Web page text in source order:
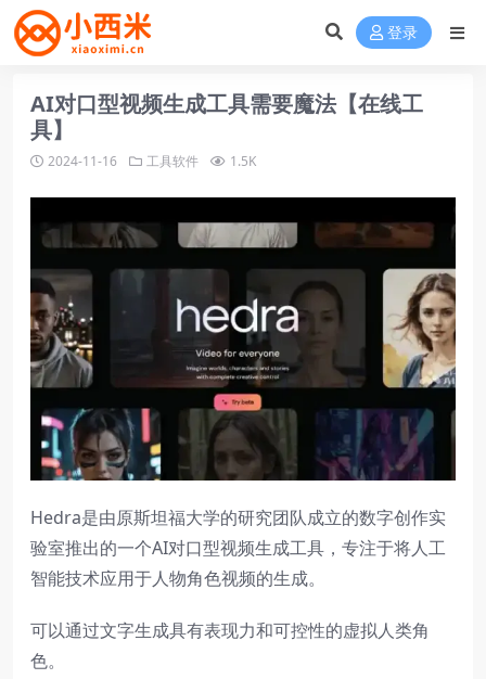
登录
AI对口型视频生成工具需要魔法【在线工
具】
2024-11-16 工具软件 1.5K
Hedra是由原斯坦福大学的研究团队成立的数字创作实
验室推出的一个AI对口型视频生成工具，专注于将人工
智能技术应用于人物角色视频的生成。
可以通过文字生成具有表现力和可控性的虚拟人类角
色。